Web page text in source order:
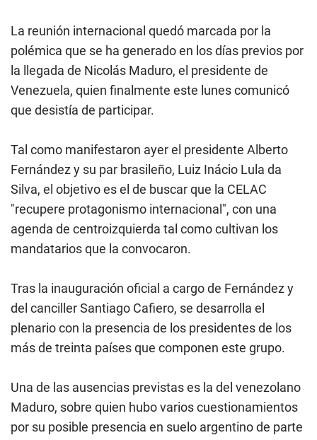
La reunión internacional quedó marcada por la
polémica que se ha generado en los días previos por
la llegada de Nicolás Maduro, el presidente de
Venezuela, quien finalmente este lunes comunicó
que desistía de participar.
Tal como manifestaron ayer el presidente Alberto
Fernández y su par brasileño, Luiz Inácio Lula da
Silva, el objetivo es el de buscar que la CELAC
"recupere protagonismo internacional", con una
agenda de centroizquierda tal como cultivan los
mandatarios que la convocaron.
Tras la inauguración oficial a cargo de Fernández y
del canciller Santiago Cafiero, se desarrolla el
plenario con la presencia de los presidentes de los
más de treinta países que componen este grupo.
Una de las ausencias previstas es la del venezolano
Maduro, sobre quien hubo varios cuestionamientos
por su posible presencia en suelo argentino de parte